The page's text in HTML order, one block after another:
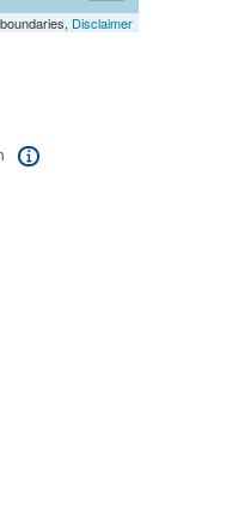
Disclaimer